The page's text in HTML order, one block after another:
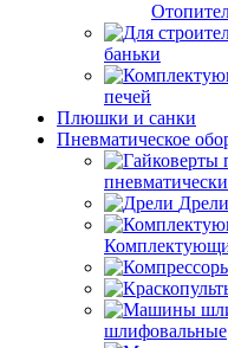
баньки
печей
Плюшки и санки
Пневматическое
Дрели
шлифовальные